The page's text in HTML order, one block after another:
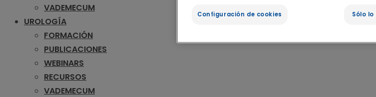
VADEMECUM
UROLOGÍA
FORMACIÓN
PUBLICACIONES
WEBINARS
RECURSOS
VADEMECUM
Configuración de cookies Sólo